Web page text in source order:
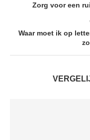
Zorg voor een
Waar moet ik op